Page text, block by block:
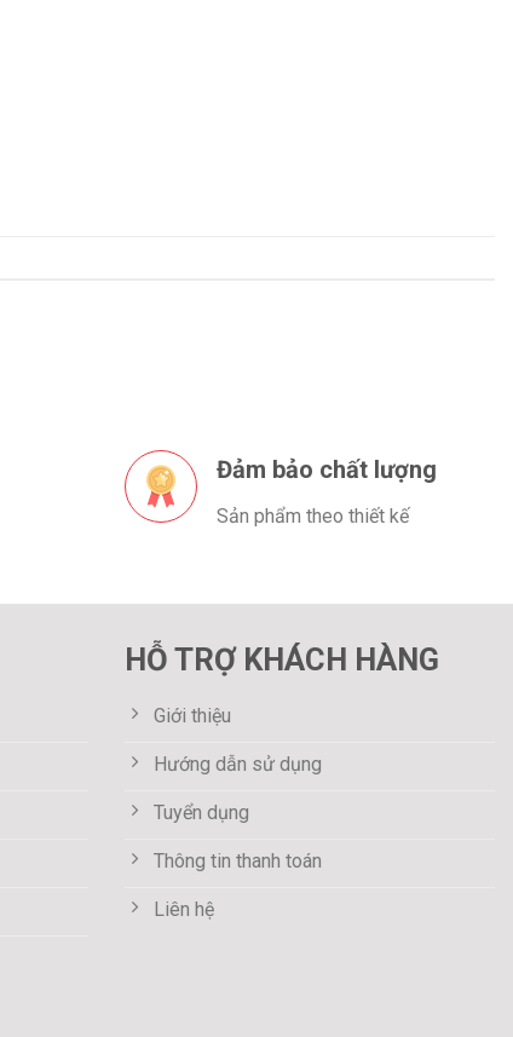
Đảm bảo chất lượng
Sản phẩm theo thiết kế
HỖ TRỢ KHÁCH HÀNG
Giới thiệu
Hướng dẫn sử dụng
Tuyển dụng
Thông tin thanh toán
Liên hệ